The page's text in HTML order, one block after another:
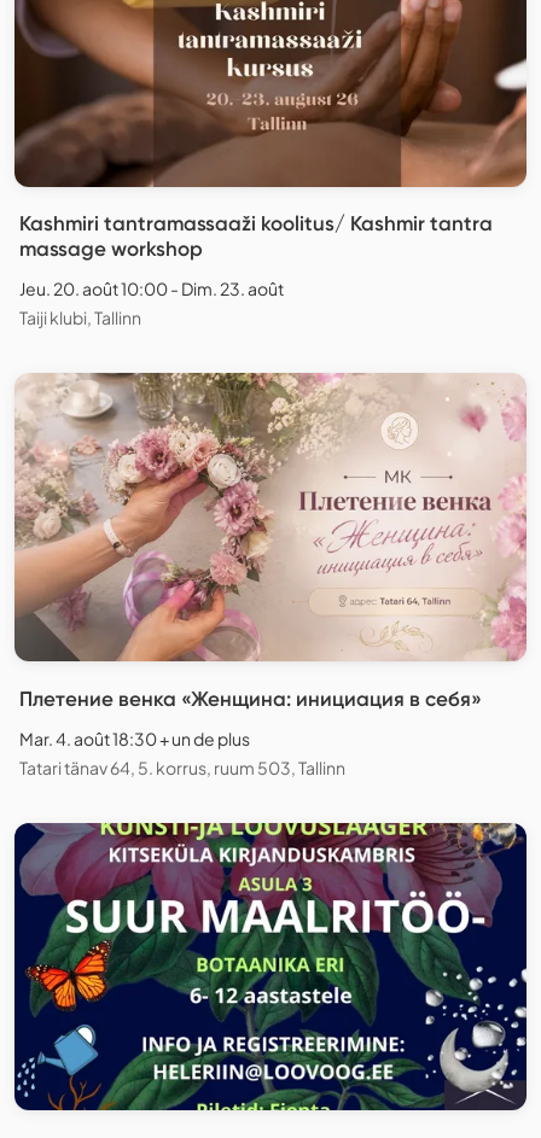
Kashmiri tantramassaaži koolitus/ Kashmir tantra
massage workshop
Jeu. 20. août 10:00 - Dim. 23. août
Taiji klubi, Tallinn
Плетение венка «Женщина: инициация в себя»
Mar. 4. août 18:30 + un de plus
Tatari tänav 64, 5. korrus, ruum 503, Tallinn